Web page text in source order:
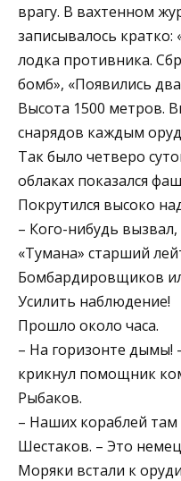
врагу. В вахтенном
записывалось
лодка противника.
бомб», «Появились
Высота 1500 метров.
снарядов каждым
Так было четверо
облаках показался
Покрутился высоко
– Кого-нибудь
«Тумана» старший
Бомбардировщиков
Усилить наблюдение!
Прошло около часа.
– На горизонте дымы!
крикнул помощник
Рыбаков.
– Наших кораблей там
Шестаков. – Это
Моряки встали к